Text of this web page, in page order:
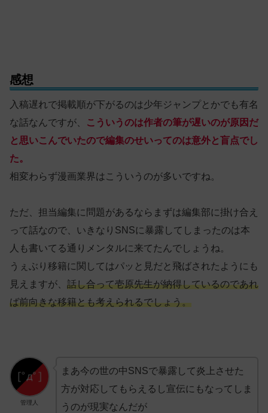
感想
入稿遅れで掲載順が下がるのは少年ジャンプとかでも有名
な話なんですが、
こういうのは作者の筆が遅いのが原因だ
と思いこんでいたので編集のせいってのは意外と盲点でし
た。
相変わらず漫画業界はこういうのが多いですね。
ただ、担当編集に問題があるならまずは編集部に掛け合え
って話なので、いきなりSNSに暴露してしまったのは本
人も書いてる通りメンタルに来てたんでしょうね。
うぇぶり移籍に関してはパッと見だと飛ばされたようにも
見えますが、 話し合って壱原先生が納得しているのであれ
ば前向きな移籍とも考えられるでしょう。
管理人
まあ今の世の中SNSで暴露して炎上させた
方が対応してもらえるし宣伝にもなってしま
うのが現実なんだが